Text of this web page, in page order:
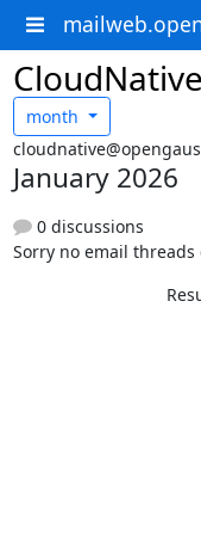
CloudNative
month
January 2026
0 discussions
Sorry no email